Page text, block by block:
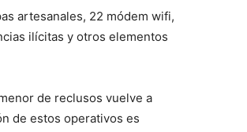
artesanales, 22 módem wifi,
ilícitas y otros elementos
de reclusos vuelve a
de estos operativos es